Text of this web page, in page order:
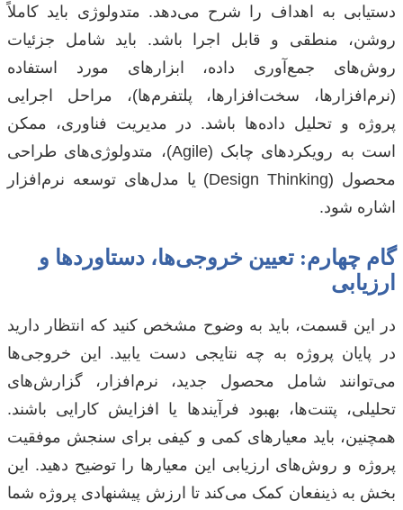
دستیابی به اهداف را شرح می‌دهد. متدولوژی باید کاملاً
روشن، منطقی و قابل اجرا باشد. باید شامل جزئیات
روش‌های جمع‌آوری داده، ابزارهای مورد استفاده
(نرم‌افزارها، سخت‌افزارها، پلتفرم‌ها)، مراحل اجرایی
پروژه و تحلیل داده‌ها باشد. در مدیریت فناوری، ممکن
است به رویکردهای چابک (Agile)، متدولوژی‌های طراحی
محصول (Design Thinking) یا مدل‌های توسعه نرم‌افزار
اشاره شود.
گام چهارم: تعیین خروجی‌ها، دستاوردها و
ارزیابی
در این قسمت، باید به وضوح مشخص کنید که انتظار دارید
در پایان پروژه به چه نتایجی دست یابید. این خروجی‌ها
می‌توانند شامل محصول جدید، نرم‌افزار، گزارش‌های
تحلیلی، پتنت‌ها، بهبود فرآیندها یا افزایش کارایی باشند.
همچنین، باید معیارهای کمی و کیفی برای سنجش موفقیت
پروژه و روش‌های ارزیابی این معیارها را توضیح دهید. این
بخش به ذینفعان کمک می‌کند تا ارزش پیشنهادی پروژه شما